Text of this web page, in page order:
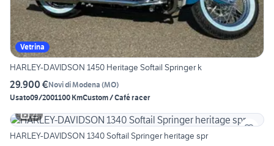
Vetrina
HARLEY-DAVIDSON 1450 Heritage Softail Springer k
29.900 €Novi di Modena (MO)
Usato09/2001100 KmCustom / Café racer
21
HARLEY-DAVIDSON 1340 Softail Springer heritage spr